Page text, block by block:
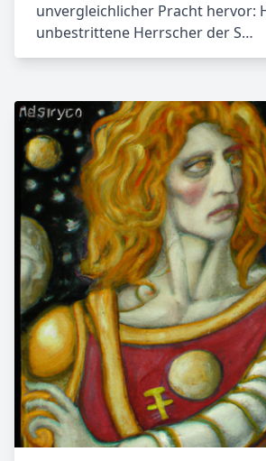
unvergleichlicher Pracht hervor:
unbestrittene Herrscher der S…